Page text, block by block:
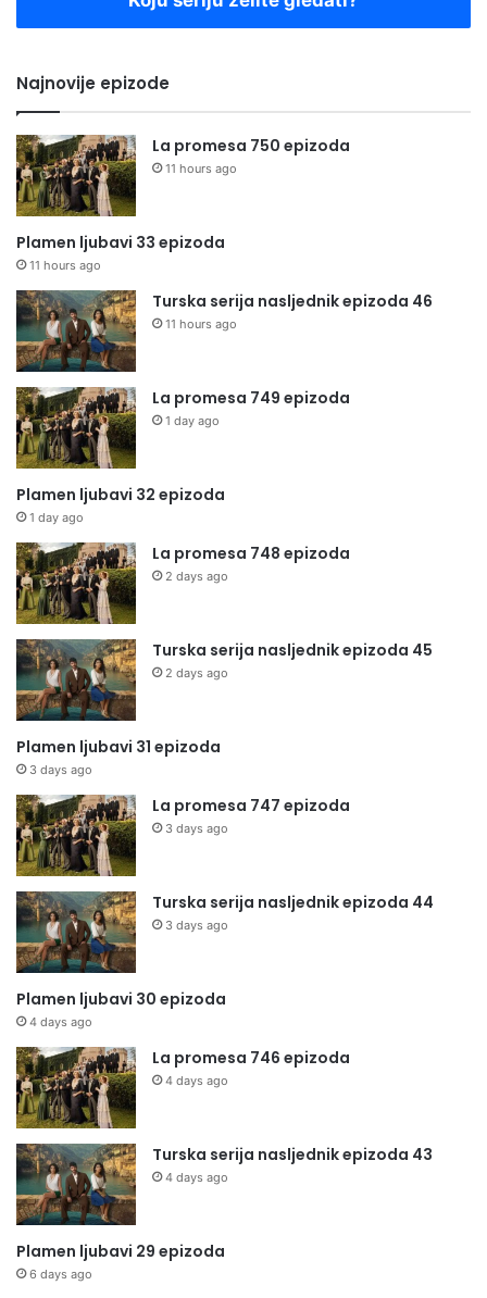
Najnovije epizode
La promesa 750 epizoda
11 hours ago
Plamen ljubavi 33 epizoda
11 hours ago
Turska serija nasljednik epizoda 46
11 hours ago
La promesa 749 epizoda
1 day ago
Plamen ljubavi 32 epizoda
1 day ago
La promesa 748 epizoda
2 days ago
Turska serija nasljednik epizoda 45
2 days ago
Plamen ljubavi 31 epizoda
3 days ago
La promesa 747 epizoda
3 days ago
Turska serija nasljednik epizoda 44
3 days ago
Plamen ljubavi 30 epizoda
4 days ago
La promesa 746 epizoda
4 days ago
Turska serija nasljednik epizoda 43
4 days ago
Plamen ljubavi 29 epizoda
6 days ago